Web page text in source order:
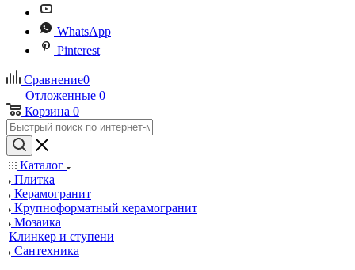
WhatsApp
Pinterest
Сравнение0
Отложенные 0
Корзина 0
Каталог
Плитка
Керамогранит
Крупноформатный керамогранит
Мозаика
Клинкер и ступени
Сантехника